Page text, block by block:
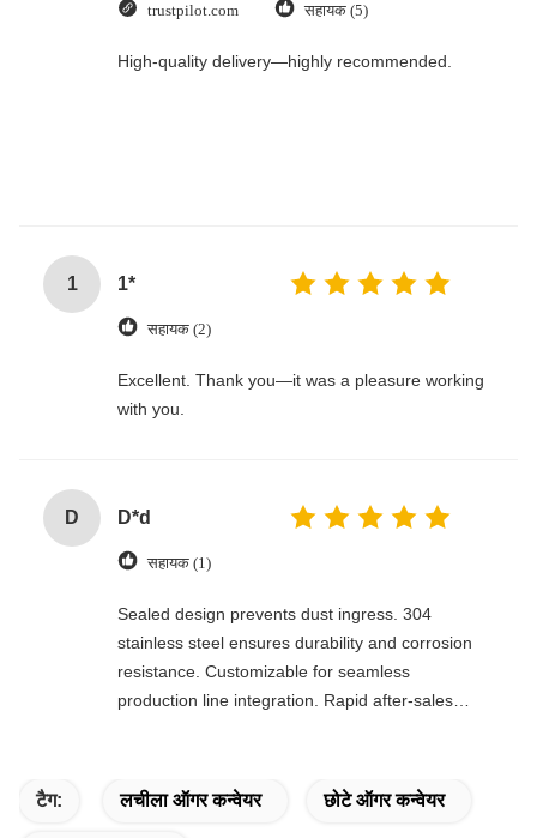
trustpilot.com सहायक (5)
High-quality delivery—highly recommended.
1 1*
सहायक (2)
Excellent. Thank you—it was a pleasure working
with you.
D D*d
सहायक (1)
Sealed design prevents dust ingress. 304
stainless steel ensures durability and corrosion
resistance. Customizable for seamless
production line integration. Rapid after-sales
टैग: लचीला ऑगर कन्वेयर छोटे ऑगर कन्वेयर